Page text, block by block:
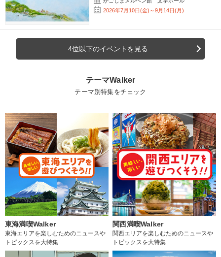
2026年7月10日(金)～9月14日(月)
4位以下のイベントを見る
テーマWalker
テーマ別特集をチェック
東海満喫Walker
東海エリアを楽しむためのニュースや
トピックスを大特集
関西満喫Walker
関西エリアを楽しむためのニュースや
トピックスを大特集